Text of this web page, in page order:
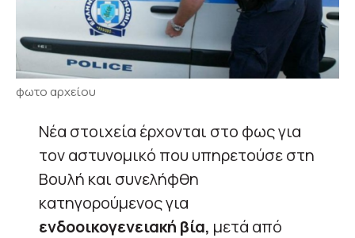
φωτο αρχείου
Νέα στοιχεία έρχονται στο φως για
τον αστυνομικό που υπηρετούσε στη
Βουλή και συνελήφθη
κατηγορούμενος για
ενδοοικογενειακή βία, μετά από